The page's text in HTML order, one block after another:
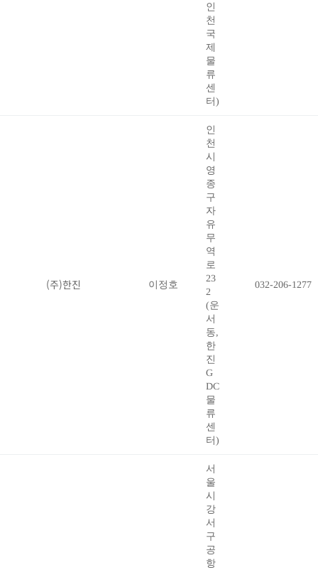
인
천
국
제
물
류
센
터)
(주)한진 이정호
인
천
시
영
종
구
자
유
무
역
로
23
2
(운
서
동,
한
진
G
DC
물
류
센
터)
032-206-1277
서
울
시
강
서
구
공
항